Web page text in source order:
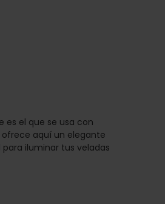
es el que se usa con
ofrece aquí un elegante
iluminar tus veladas